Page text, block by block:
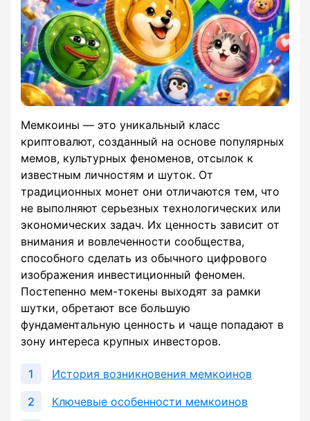
Мемкоины — это уникальный класс
криптовалют, созданный на основе популярных
мемов, культурных феноменов, отсылок к
известным личностям и шуток. От
традиционных монет они отличаются тем, что
не выполняют серьезных технологических или
экономических задач. Их ценность зависит от
внимания и вовлеченности сообщества,
способного сделать из обычного цифрового
изображения инвестиционный феномен.
Постепенно мем-токены выходят за рамки
шутки, обретают все большую
фундаментальную ценность и чаще попадают в
зону интереса крупных инвесторов.
История возникновения мемкоинов
Ключевые особенности мемкоинов